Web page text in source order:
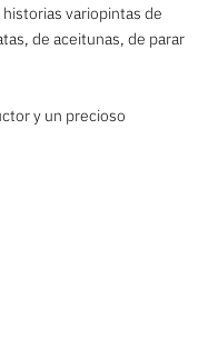
variopintas de
de aceitunas, de parar
y un precioso